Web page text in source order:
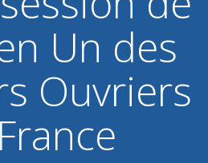
Un des
Ouvriers